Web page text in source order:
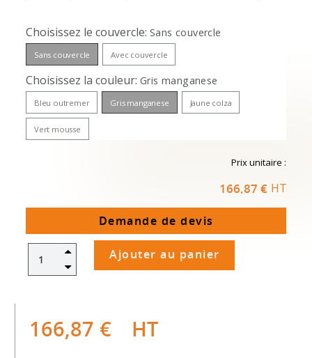
Choisissez le couvercle Sans couvercle
Sans couvercle Avec couvercle
Choisissez la couleur Gris manganese
Bleu outremer Gris manganese Jaune colza
Vert mousse
Prix unitaire :
166,87 € HT
Demande de devis
Ajouter au panier
166,87 € HT